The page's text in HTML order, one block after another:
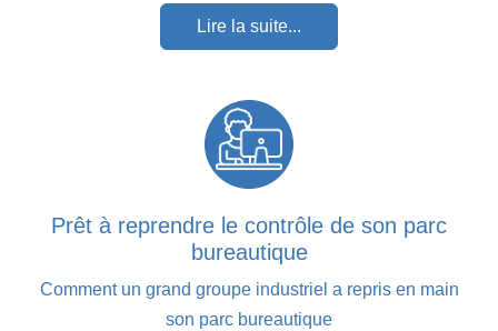
Lire la suite...
Prêt à reprendre le contrôle de son parc
bureautique
Comment un grand groupe industriel a repris en main
son parc bureautique